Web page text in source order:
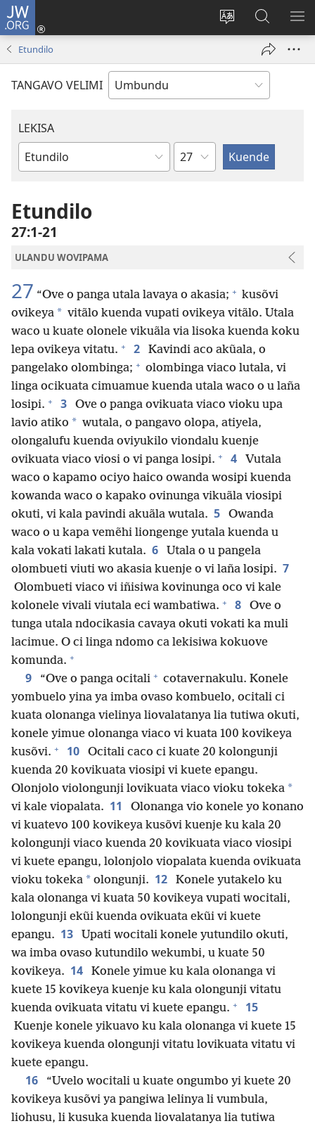
JW.ORG
Change
language
Iñila
(yikula
Sandiliya
vo
JW.ORG
Etundilo
TANGAVO VELIMI
LEKISA
Elivulu
Ocipama
Etundilo
27:1-21
ULANDU WOVIPAMA
27 “Ove o panga utala lavaya o akasia; + kusõvi
ovikeya * vitãlo kuenda vupati ovikeya vitãlo. Utala
waco u kuate olonele vikuãla via lisoka kuenda koku
lepa ovikeya vitatu. + 2
Kavindi aco akũala, o
pangelako olombinga; + olombinga viaco lutala, vi
linga ocikuata cimuamue kuenda utala waco o u laña
losipi. + 3
Ove o panga ovikuata viaco vioku upa
lavio atiko * wutala, o pangavo olopa, atiyela,
olongalufu kuenda oviyukilo viondalu kuenje
ovikuata viaco viosi o vi panga losipi. + 4
Vutala
waco o kapamo ociyo haico owanda wosipi kuenda
kowanda waco o kapako ovinunga vikuãla viosipi
okuti, vi kala pavindi akuãla wutala. 5
Owanda
waco o u kapa vemẽhi liongenge yutala kuenda u
kala vokati lakati kutala. 6
Utala o u pangela
olombueti viuti wo akasia kuenje o vi laña losipi. 7
Olombueti viaco vi iñisiwa kovinunga oco vi kale
kolonele vivali viutala eci wambatiwa. + 8
Ove o
tunga utala ndocikasia cavaya okuti vokati ka muli
lacimue. O ci linga ndomo ca lekisiwa kokuove
komunda. +
9 “Ove o panga ocitali + cotavernakulu. Konele
yombuelo yina ya imba ovaso kombuelo, ocitali ci
kuata olonanga vielinya liovalatanya lia tutiwa okuti,
konele yimue olonanga viaco vi kuata 100 kovikeya
kusõvi. + 10
Ocitali caco ci kuate 20 kolongunji
kuenda 20 kovikuata viosipi vi kuete epangu.
Olonjolo violongunji lovikuata viaco vioku tokeka *
vi kale viopalata. 11
Olonanga vio konele yo konano
vi kuatevo 100 kovikeya kusõvi kuenje ku kala 20
kolongunji viaco kuenda 20 kovikuata viaco viosipi
vi kuete epangu, lolonjolo viopalata kuenda ovikuata
vioku tokeka * olongunji. 12
Konele yutakelo ku
kala olonanga vi kuata 50 kovikeya vupati wocitali,
lolongunji ekũi kuenda ovikuata ekũi vi kuete
epangu. 13
Upati wocitali konele yutundilo okuti,
wa imba ovaso kutundilo wekumbi, u kuate 50
kovikeya. 14
Konele yimue ku kala olonanga vi
kuete 15 kovikeya kuenje ku kala olongunji vitatu
kuenda ovikuata vitatu vi kuete epangu. + 15
Kuenje konele yikuavo ku kala olonanga vi kuete 15
kovikeya kuenda olongunji vitatu lovikuata vitatu vi
kuete epangu.
16
“Uvelo wocitali u kuate ongumbo yi kuete 20
kovikeya kusõvi ya pangiwa lelinya li vumbula,
liohusu, li kusuka kuenda liovalatanya lia tutiwa